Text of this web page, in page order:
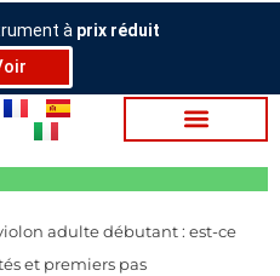
à prix réduit
adulte débutant : est-ce
et premiers pas